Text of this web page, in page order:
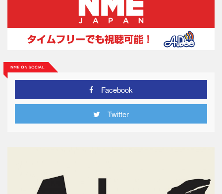
Facebook
Twitter